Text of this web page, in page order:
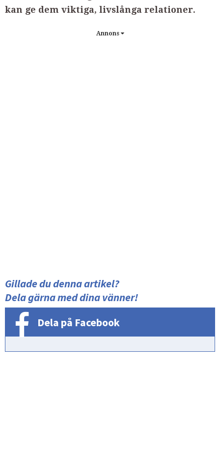
kan ge dem viktiga, livslånga relationer.
Annons
Gillade du denna artikel?
Dela gärna med dina vänner!
Dela på Facebook